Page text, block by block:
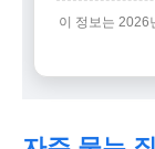
이 정보는 2026